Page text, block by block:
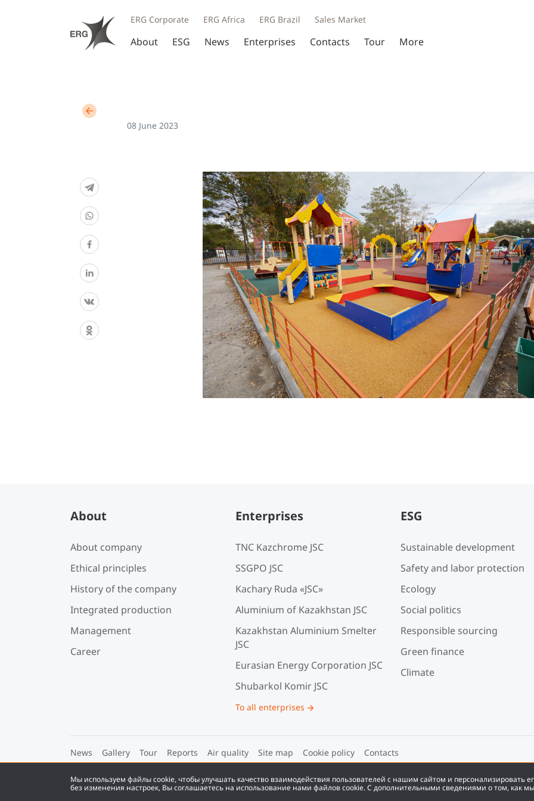
Мы используем файлы cookie, чтобы улучшать качество взаимодействия пользователей с нашим сайтом и персонализировать
без изменения настроек, Вы соглашаетесь на использование нами файлов cookie. С дополнительными сведениями о том, как
ERG Corporate ERG Africa ERG Brazil Sales Market
About ESG News Enterprises Contacts Tour More
08 June 2023
About
About company
Ethical principles
History of the company
Integrated production
Management
Career
Enterprises
TNC Kazchrome JSC
SSGPO JSC
Kachary Ruda «JSC»
Aluminium of Kazakhstan JSC
Kazakhstan Aluminium Smelter
JSC
Eurasian Energy Corporation JSC
Shubarkol Komir JSC
To all enterprises
ESG
Sustainable development
Safety and labor protection
Ecology
Social politics
Responsible sourcing
Green finance
Climate
News Gallery Tour Reports Air quality Site map Cookie policy Contacts
©2026Eurasian Resources Group